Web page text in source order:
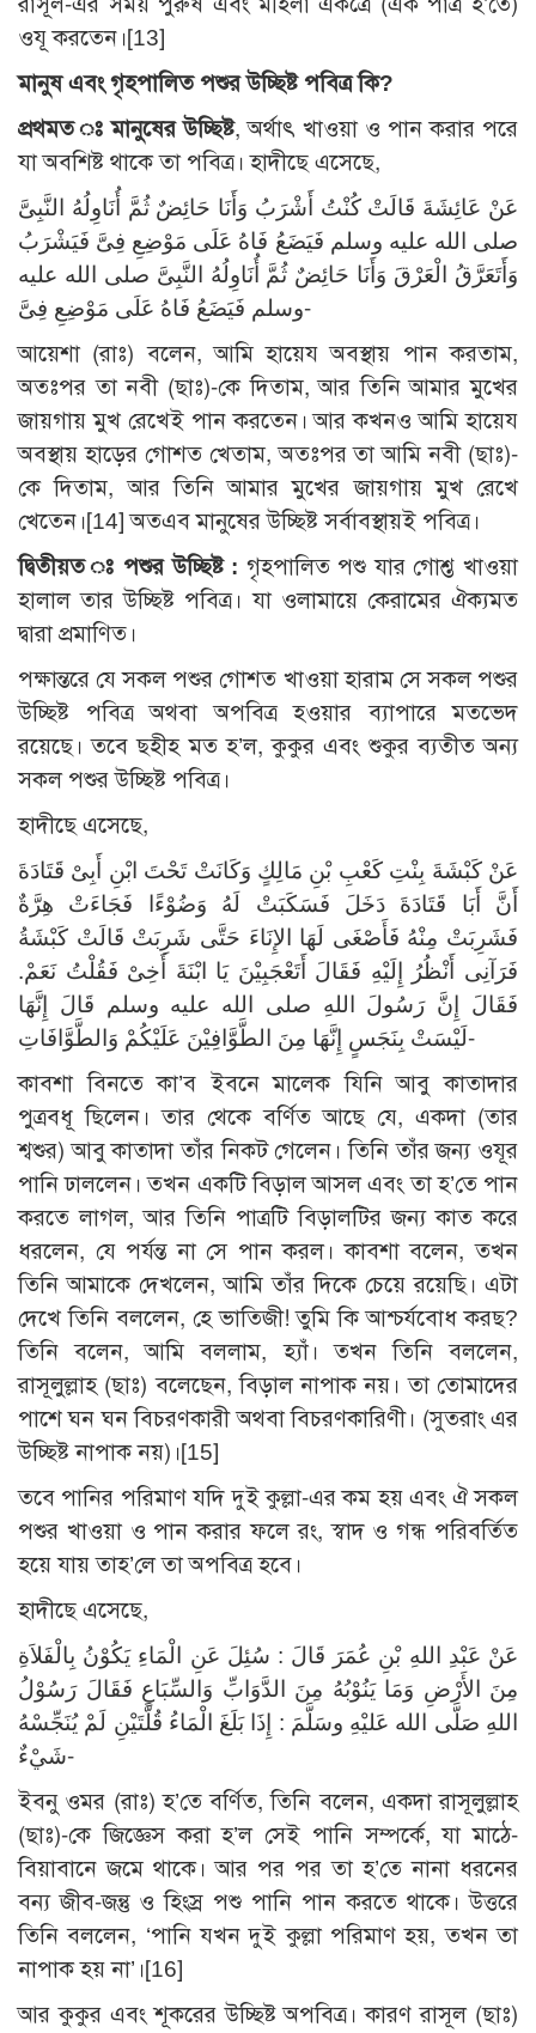
ওযূ করতেন।[13]
মানুষ এবং গৃহপালিত পশুর উচ্ছিষ্ট পবিত্র কি?
প্রথমত ঃ মানুষের উচ্ছিষ্ট, অর্থাৎ খাওয়া ও পান করার পরে
যা অবশিষ্ট থাকে তা পবিত্র। হাদীছে এসেছে,
عَنْ عَائِشَةَ قَالَتْ كُنْتُ أَشْرَبُ وَأَنَا حَائِضٌ ثُمَّ أُنَاوِلُهُ النَّبِىَّ
صلى الله عليه وسلم فَيَضَعُ فَاهُ عَلَى مَوْضِعِ فِىَّ فَيَشْرَبُ
وَأَتَعَرَّقُ الْعَرْقَ وَأَنَا حَائِضٌ ثُمَّ أُنَاوِلُهُ النَّبِىَّ صلى الله عليه
وسلم فَيَضَعُ فَاهُ عَلَى مَوْضِعِ فِىَّ-
আয়েশা (রাঃ) বলেন, আমি হায়েয অবস্থায় পান করতাম,
অতঃপর তা নবী (ছাঃ)-কে দিতাম, আর তিনি আমার মুখের
জায়গায় মুখ রেখেই পান করতেন। আর কখনও আমি হায়েয
অবস্থায় হাড়ের গোশত খেতাম, অতঃপর তা আমি নবী (ছাঃ)-
কে দিতাম, আর তিনি আমার মুখের জায়গায় মুখ রেখে
খেতেন।[14]অতএব মানুষের উচ্ছিষ্ট সর্বাবস্থায়ই পবিত্র।
দ্বিতীয়ত ঃ পশুর উচ্ছিষ্ট : গৃহপালিত পশু যার গোশ্ত খাওয়া
হালাল তার উচ্ছিষ্ট পবিত্র। যা ওলামায়ে কেরামের ঐক্যমত
দ্বারা প্রমাণিত।
পক্ষান্তরে যে সকল পশুর গোশত খাওয়া হারাম সে সকল পশুর
উচ্ছিষ্ট পবিত্র অথবা অপবিত্র হওয়ার ব্যাপারে মতভেদ
রয়েছে। তবে ছহীহ মত হ’ল, কুকুর এবং শুকুর ব্যতীত অন্য
সকল পশুর উচ্ছিষ্ট পবিত্র।
হাদীছে এসেছে,
عَنْ كَبْشَةَ بِنْتِ كَعْبِ بْنِ مَالِكٍ وَكَانَتْ تَحْتَ ابْنِ أَبِىْ قَتَادَةَ
أَنَّ أَبَا قَتَادَةَ دَخَلَ فَسَكَبَتْ لَهُ وَضُوْءًا فَجَاءَتْ هِرَّةٌ
فَشَرِبَتْ مِنْهُ فَأَصْغَى لَهَا الإِنَاءَ حَتَّى شَرِبَتْ قَالَتْ كَبْشَةُ
فَرَآنِى أَنْظُرُ إِلَيْهِ فَقَالَ أَتَعْجَبِيْنَ يَا ابْنَةَ أَخِىْ فَقُلْتُ نَعَمْ.
فَقَالَ إِنَّ رَسُولَ اللهِ صلى الله عليه وسلم قَالَ إِنَّهَا
لَيْسَتْ بِنَجَسٍ إِنَّهَا مِنَ الطَّوَّافِيْنَ عَلَيْكُمْ وَالطَّوَّافَاتِ-
কাবশা বিনতে কা’ব ইবনে মালেক যিনি আবু কাতাদার
পুত্রবধূ ছিলেন। তার থেকে বর্ণিত আছে যে, একদা (তার
শ্বশুর) আবু কাতাদা তাঁর নিকট গেলেন। তিনি তাঁর জন্য ওযূর
পানি ঢাললেন। তখন একটি বিড়াল আসল এবং তা হ’তে পান
করতে লাগল, আর তিনি পাত্রটি বিড়ালটির জন্য কাত করে
ধরলেন, যে পর্যন্ত না সে পান করল। কাবশা বলেন, তখন
তিনি আমাকে দেখলেন, আমি তাঁর দিকে চেয়ে রয়েছি। এটা
দেখে তিনি বললেন, হে ভাতিজী! তুমি কি আশ্চর্যবোধ করছ?
তিনি বলেন, আমি বললাম, হ্যাঁ। তখন তিনি বললেন,
রাসূলুল্লাহ (ছাঃ) বলেছেন, বিড়াল নাপাক নয়। তা তোমাদের
পাশে ঘন ঘন বিচরণকারী অথবা বিচরণকারিণী। (সুতরাং এর
উচ্ছিষ্ট নাপাক নয়)।[15]
তবে পানির পরিমাণ যদি দুই কুল্লা-এর কম হয় এবং ঐ সকল
পশুর খাওয়া ও পান করার ফলে রং, স্বাদ ও গন্ধ পরিবর্তিত
হয়ে যায় তাহ’লে তা অপবিত্র হবে।
হাদীছে এসেছে,
عَنْ عَبْدِ اللهِ بْنِ عُمَرَ قَالَ : سُئِلَ عَنِ الْمَاءِ يَكُوْنُ بِالْفَلاَةِ
مِنَ الأَرْضِ وَمَا يَنُوْبُهُ مِنَ الدَّوَابِّ وَالسِّبَاعِ فَقَالَ رَسُوْلُ
اللهِ صَلَّى الله عَليْهِ وسَلَّمَ : إِذَا بَلَغَ الْمَاءُ قُلَّتَيْنِ لَمْ يُنَجِّسْهُ
شَيْءٌ-
ইবনু ওমর (রাঃ) হ’তে বর্ণিত, তিনি বলেন, একদা রাসূলুল্লাহ
(ছাঃ)-কে জিজ্ঞেস করা হ’ল সেই পানি সম্পর্কে, যা মাঠে-
বিয়াবানে জমে থাকে। আর পর পর তা হ’তে নানা ধরনের
বন্য জীব-জন্তু ও হিংস্র পশু পানি পান করতে থাকে। উত্তরে
তিনি বললেন, ‘পানি যখন দুই কুল্লা পরিমাণ হয়, তখন তা
নাপাক হয় না’।[16]
আর কুকুর এবং শূকরের উচ্ছিষ্ট অপবিত্র। কারণ রাসূল (ছাঃ)